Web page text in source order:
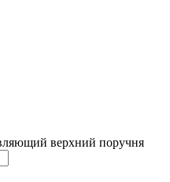
верхний поручня